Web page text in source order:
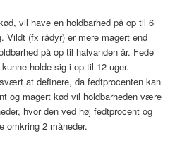
vil have en holdbarhed på op til 6
Vildt (fx rådyr) er mere magert end
på op til halvanden år. Fede
holde sig i op til 12 uger.
at definere, da fedtprocenten kan
og magert kød vil holdbarheden være
hvor den ved høj fedtprocent og
2 måneder.